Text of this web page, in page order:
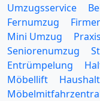
Umzugsservice
Fernumzug
Mini Umzug
Seniorenumzug
Entrümpelung
Möbellift